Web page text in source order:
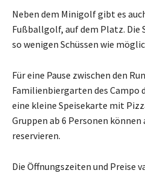
Neben dem Minigolf gibt es
Fußballgolf, auf dem Platz. Die
so wenigen Schüssen wie
Für eine Pause zwischen den
Familienbiergarten des Campo
eine kleine Speisekarte mit
Gruppen ab 6 Personen können
reservieren.
Die Öffnungszeiten und Preise